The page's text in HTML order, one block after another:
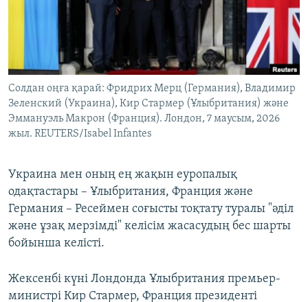
Басқа тілдерде
Солдан оңға қарай: Фридрих Мерц (Германия), Владимир
Зеленский (Украина), Кир Стармер (Ұлыбритания) және
Эммануэль Макрон (Франция). Лондон, 7 маусым, 2026
жыл. REUTERS/Isabel Infantes
Украина мен оның ең жақын еуропалық
одақтастары – Ұлыбритания, Франция және
Германия – Ресеймен соғысты тоқтату туралы "әділ
және ұзақ мерзімді" келісім жасасудың бес шарты
бойынша келісті.
Жексенбі күні Лондонда Ұлыбритания премьер-
министрі Кир Стармер, Франция президенті